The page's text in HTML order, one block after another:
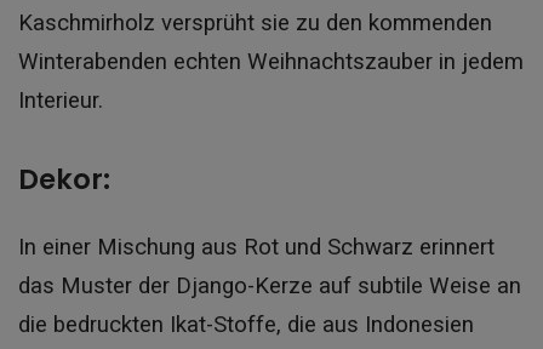
Kaschmirholz versprüht sie zu den kommenden
Winterabenden echten Weihnachtszauber in jedem
Interieur.
Dekor:
In einer Mischung aus Rot und Schwarz erinnert
das Muster der Django-Kerze auf subtile Weise an
die bedruckten Ikat-Stoffe, die aus Indonesien